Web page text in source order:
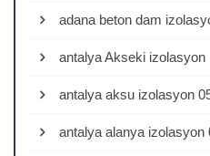
adana beton dam
antalya Akseki izolasyon
antalya aksu izolasyon
antalya alanya izolasyon